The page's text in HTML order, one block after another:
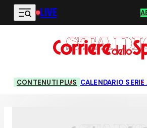
Vai al contenuto principale
LIVE
CONTENUTI PLUS CALENDARIO SERIE